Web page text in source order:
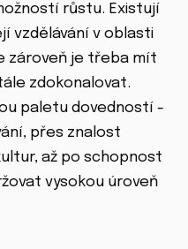
růstu. Existují
vzdělávání v oblasti
zároveň je třeba mít
zdokonalovat.
paletu dovedností -
přes znalost
až po schopnost
vysokou úroveň